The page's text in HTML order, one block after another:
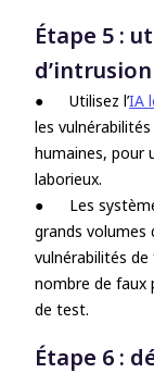
Étape 5 :
d’intrusion
● Utilisez l’IA
les
humaines, pour
laborieux.
● Les
grands volumes
vulnérabilités
nombre de faux
de test.
Étape 6 :